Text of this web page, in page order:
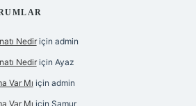
Nediriçin admin
Nediriçin Ayaz
Var Mı için admin
Var Mı için Samur